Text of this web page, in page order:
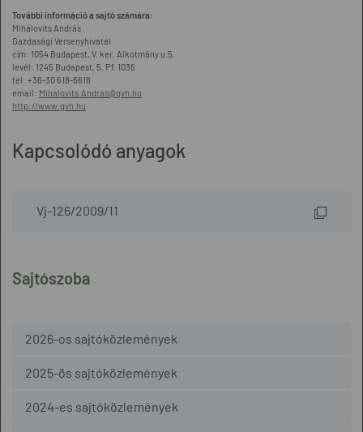
Sajtószoba
2026-os sajtóközlemények
2025-ös sajtóközlemények
2024-es sajtóközlemények
További információ a sajtó számára:
Mihálovits András
Gazdasági Versenyhivatal
cím: 1054 Budapest, V. ker. Alkotmány u.5.
levél: 1245 Budapest, 5. Pf. 1036
tel: +36-30 618-6618
email: Mihalovits.Andras@gvh.hu
http://www.gvh.hu
Kapcsolódó anyagok
Vj-126/2009/11